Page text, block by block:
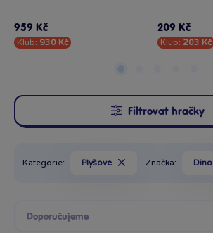
959 Kč
Klub: 930 Kč
209 Kč
Klub: 203 Kč
Filtrovat hračky
Kategorie: Plyšové Značka: Dino